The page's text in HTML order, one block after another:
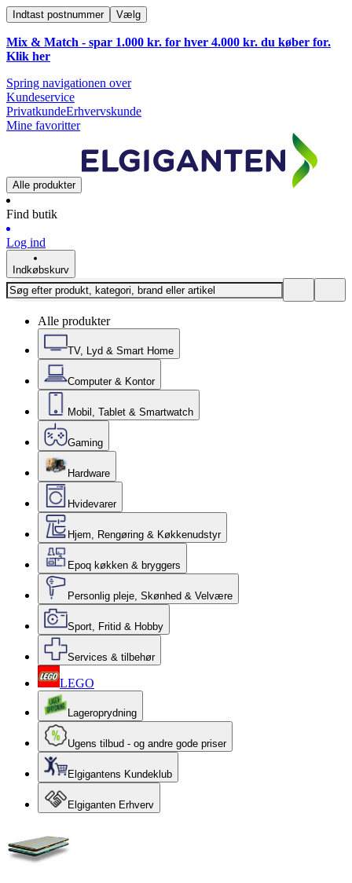
Indtast postnummer Vælg
Mix & Match - spar 1.000 kr. for hver 4.000 kr. du køber for.
Klik her
Spring navigationen over
Kundeservice
PrivatkundeErhvervskunde
Mine favoritter
Alle produkter
Find butik
Log ind
Indkøbskurv
Alle produkter
TV, Lyd & Smart Home
Computer & Kontor
Mobil, Tablet & Smartwatch
Gaming
Hardware
Hvidevarer
Hjem, Rengøring & Køkkenudstyr
Epoq køkken & bryggers
Personlig pleje, Skønhed & Velvære
Sport, Fritid & Hobby
Services & tilbehør
LEGO
Lageroprydning
Ugens tilbud - og andre gode priser
Elgigantens Kundeklub
Elgiganten Erhverv